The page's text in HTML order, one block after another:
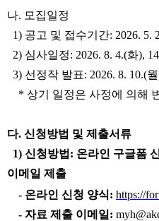
나. 모집일정
1) 공고 및 접수기간: 2026. 5.
2) 심사일정: 2026. 8. 4.(화),
3) 선정작 발표: 2026. 8. 10.(
* 상기 일정은 사정에 의해
다. 신청방법 및 제출서류
1) 신청방법: 온라인 구글폼
이메일 제출
- 온라인 신청 양식: https://
- 자료 제출 이메일: